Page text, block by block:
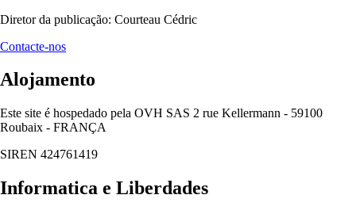
Diretor da publicação: Courteau Cédric
Contacte-nos
Alojamento
Este site é hospedado pela OVH SAS 2 rue Kellermann - 59100
Roubaix - FRANÇA
SIREN 424761419
Informatica e Liberdades